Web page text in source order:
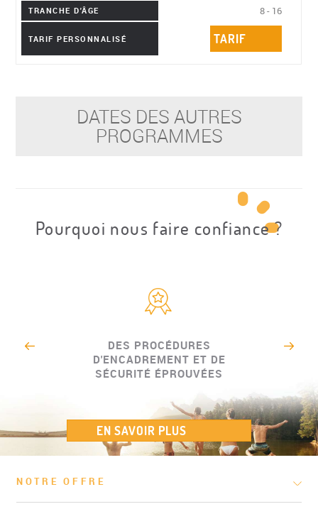
TRANCHE D'ÂGE 8 - 16
TARIF PERSONNALISÉ TARIF
DATES DES AUTRES
PROGRAMMES
Pourquoi nous faire confiance ?
DES PROCÉDURES
D'ENCADREMENT ET DE
SÉCURITÉ ÉPROUVÉES
EN SAVOIR PLUS
NOTRE OFFRE